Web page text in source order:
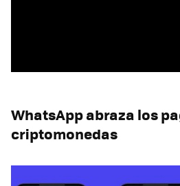
WhatsApp abraza los
criptomonedas